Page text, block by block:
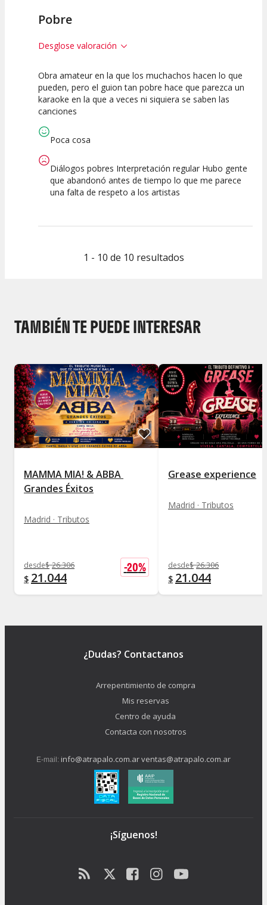
Pobre
Desglose valoración
2.5
Calidad del
Espectáculo
2.5
Puesta en
0
Interpretación
Obra amateur en la que los muchachos hacen lo que
pueden, pero el guion tan pobre hace que parezca un
karaoke en la que a veces ni siquiera se saben las
canciones
Poca cosa
Diálogos pobres Interpretación regular Hubo gente
que abandonó antes de tiempo lo que me parece
una falta de respeto a los artistas
1 - 10 de 10 resultados
TAMBIÉN TE PUEDE INTERESAR
MAMMA MIA! & ABBA 
Grandes Éxitos
Madrid · Tributos
desde$ 26.306
$ 21.044
-20%
Grease experience
Madrid · Tributos
desde$ 26.306
$ 21.044
¿Dudas? Contactanos
Arrepentimiento de compra
Mis reservas
Centro de ayuda
Contacta con nosotros
E-mail: info@atrapalo.com.arventas@atrapalo.com.ar
¡Síguenos!